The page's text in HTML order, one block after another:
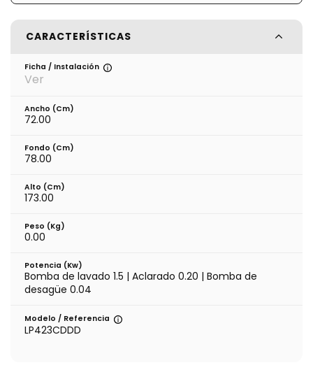
CARACTERÍSTICAS
Ficha / Instalación
Ver
Ancho (cm)
72.00
Fondo (cm)
78.00
Alto (cm)
173.00
Peso (kg)
0.00
Potencia (Kw)
Bomba de lavado 1.5 | Aclarado 0.20 | Bomba de
desagüe 0.04
Modelo / Referencia
LP423CDDD